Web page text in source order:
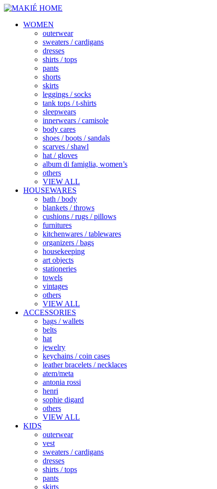
WOMEN
outerwear
sweaters / cardigans
dresses
shirts / tops
pants
shorts
skirts
leggings / socks
tank tops / t-shirts
sleepwears
innerwears / camisole
body cares
shoes / boots / sandals
scarves / shawl
hat / gloves
album di famiglia, women’s
others
VIEW ALL
HOUSEWARES
bath / body
blankets / throws
cushions / rugs / pillows
furnitures
kitchenwares / tablewares
organizers / bags
housekeeping
art objects
stationeries
towels
vintages
others
VIEW ALL
ACCESSORIES
bags / wallets
belts
hat
jewelry
keychains / coin cases
leather bracelets / necklaces
atem/meta
antonia rossi
henri
sophie digard
others
VIEW ALL
KIDS
outerwear
vest
sweaters / cardigans
dresses
shirts / tops
pants
skirts